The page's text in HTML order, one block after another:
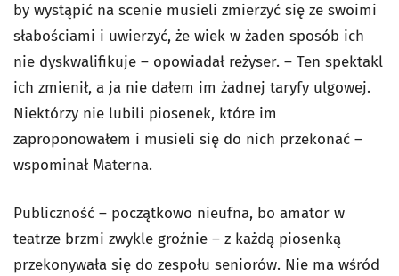
by wystąpić na scenie musieli zmierzyć się ze swoimi
słabościami i uwierzyć, że wiek w żaden sposób ich
nie dyskwalifikuje – opowiadał reżyser. – Ten spektakl
ich zmienił, a ja nie dałem im żadnej taryfy ulgowej.
Niektórzy nie lubili piosenek, które im
zaproponowałem i musieli się do nich przekonać –
wspominał Materna.
Publiczność – początkowo nieufna, bo amator w
teatrze brzmi zwykle groźnie – z każdą piosenką
przekonywała się do zespołu seniorów. Nie ma wśród